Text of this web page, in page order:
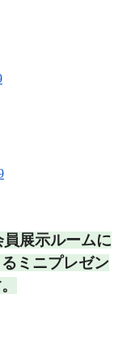
員展示ルームに
ミニプレゼン